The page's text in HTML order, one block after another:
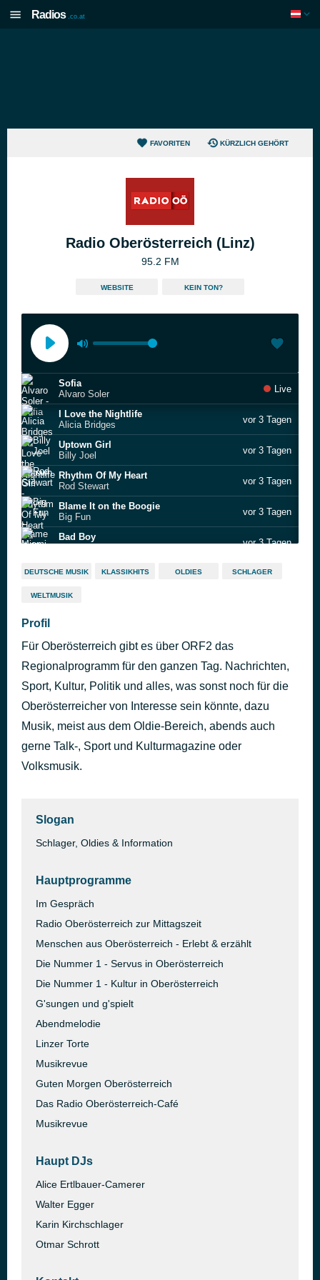
Radios .co.at
FAVORITEN KÜRZLICH GEHÖRT
Radio Oberösterreich (Linz)
95.2 FM
WEBSITE KEIN TON?
Sofia
Alvaro Soler
Live
I Love the Nightlife
Alicia Bridges
vor 3 Tagen
Uptown Girl
Billy Joel
vor 3 Tagen
Rhythm Of My Heart
Rod Stewart
vor 3 Tagen
Blame It on the Boogie
Big Fun
vor 3 Tagen
Bad Boy
vor 3 Tagen
Sometimes When We Touch
vor 3 Tagen
Matador
Eric Carmen
Open Up Your Heart
Roger Miller
vor 3 Tagen
DEUTSCHE MUSIK KLASSIKHITS OLDIES SCHLAGER
WELTMUSIK
Profil
Für Oberösterreich gibt es über ORF2 das
Regionalprogramm für den ganzen Tag. Nachrichten,
Sport, Kultur, Politik und alles, was sonst noch für die
Oberösterreicher von Interesse sein könnte, dazu
Musik, meist aus dem Oldie-Bereich, abends auch
gerne Talk-, Sport und Kulturmagazine oder
Volksmusik.
Slogan
Schlager, Oldies & Information
Hauptprogramme
Im Gespräch
Radio Oberösterreich zur Mittagszeit
Menschen aus Oberösterreich - Erlebt & erzählt
Die Nummer 1 - Servus in Oberösterreich
Die Nummer 1 - Kultur in Oberösterreich
G'sungen und g'spielt
Abendmelodie
Linzer Torte
Musikrevue
Guten Morgen Oberösterreich
Das Radio Oberösterreich-Café
Musikrevue
Haupt DJs
Alice Ertlbauer-Camerer
Walter Egger
Karin Kirchschlager
Otmar Schrott